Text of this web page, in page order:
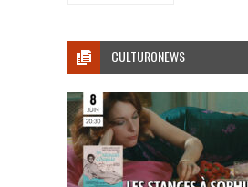
CULTURONEWS